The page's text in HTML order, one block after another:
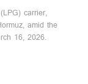
carrier,
amid the
16, 2026.